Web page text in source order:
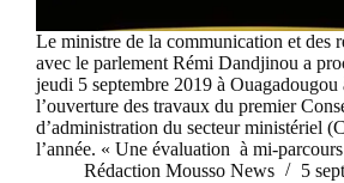
Le ministre de la communication et des
avec le parlement Rémi Dandjinou a
jeudi 5 septembre 2019 à Ouagadougou
l’ouverture des travaux du premier
d’administration du secteur ministériel
l’année. « Une évaluation à mi-
Rédaction Mousso News
5